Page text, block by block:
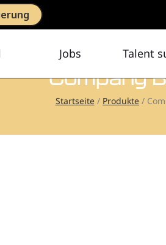
Jobs Talent
Company
Startseite Produkte